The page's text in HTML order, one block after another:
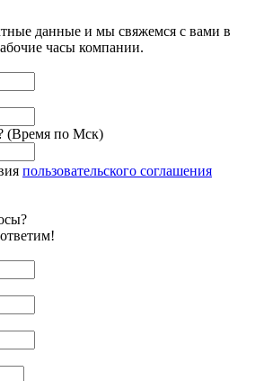
данные и мы свяжемся с вами в
часы компании.
(Время по Мск)
пользовательского соглашения